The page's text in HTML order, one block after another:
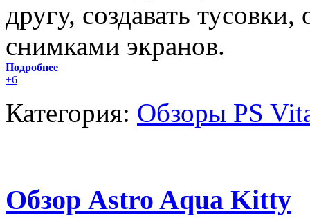
другу, создавать
снимками экранов.
Подробнее
+6
Категория: Обзоры PS
Обзор Astro Aqua Kitty